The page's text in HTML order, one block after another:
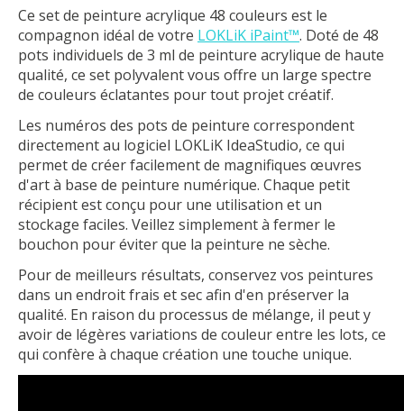
Ce set de peinture acrylique 48 couleurs est le
compagnon idéal de votre LOKLiK iPaint™. Doté de 48
pots individuels de 3 ml de peinture acrylique de haute
qualité, ce set polyvalent vous offre un large spectre
de couleurs éclatantes pour tout projet créatif.
Les numéros des pots de peinture correspondent
directement au logiciel LOKLiK IdeaStudio, ce qui
permet de créer facilement de magnifiques œuvres
d'art à base de peinture numérique. Chaque petit
récipient est conçu pour une utilisation et un
stockage faciles. Veillez simplement à fermer le
bouchon pour éviter que la peinture ne sèche.
Pour de meilleurs résultats, conservez vos peintures
dans un endroit frais et sec afin d'en préserver la
qualité. En raison du processus de mélange, il peut y
avoir de légères variations de couleur entre les lots, ce
qui confère à chaque création une touche unique.